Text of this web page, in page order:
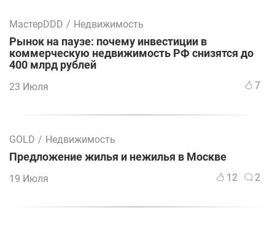
МастерDDD / Недвижимость
Рынок на паузе: почему инвестиции в
коммерческую недвижимость РФ снизятся до
400 млрд рублей
23 Июля 7
GOLD / Недвижимость
Предложение жилья и нежилья в Москве
19 Июля 12 2